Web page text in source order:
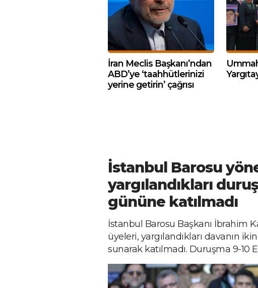
İran Meclis Başkanı’ndan
ABD’ye ‘taahhütlerinizi
yerine getirin’ çağrısı
İstanbul Barosu
yargılandıkları
gününe katılmadı
İstanbul Barosu Başkanı İbrahim
üyeleri, yargılandıkları davanın
sunarak katılmadı. Duruşma 9-10